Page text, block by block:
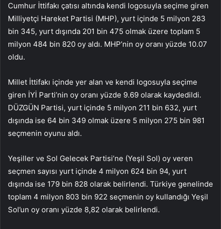
Cumhur İttifakı çatısı altında kendi logosuyla seçime giren
Milliyetçi Hareket Partisi (MHP), yurt içinde 5 milyon 283
bin 345, yurt dışında 201 bin 475 olmak üzere toplam 5
milyon 484 bin 820 oy aldı. MHP’nin oy oranı yüzde 10.07
oldu.
Millet İttifakı içinde yer alan ve kendi logosuyla seçime
giren İYİ Parti’nin oy oranı yüzde 9.69 olarak kaydedildi.
DÜZGÜN Partisi, yurt içinde 5 milyon 211 bin 632, yurt
dışında ise 64 bin 349 olmak üzere 5 milyon 275 bin 981
seçmenin oyunu aldı.
Yeşiller ve Sol Gelecek Partisi’ne (Yeşil Sol) oy veren
seçmen sayısı yurt içinde 4 milyon 624 bin 94, yurt
dışında ise 179 bin 828 olarak belirlendi. Türkiye genelinde
toplam 4 milyon 803 bin 922 seçmenin oy kullandığı Yeşil
Sol’un oy oranı yüzde 8,82 olarak belirlendi.